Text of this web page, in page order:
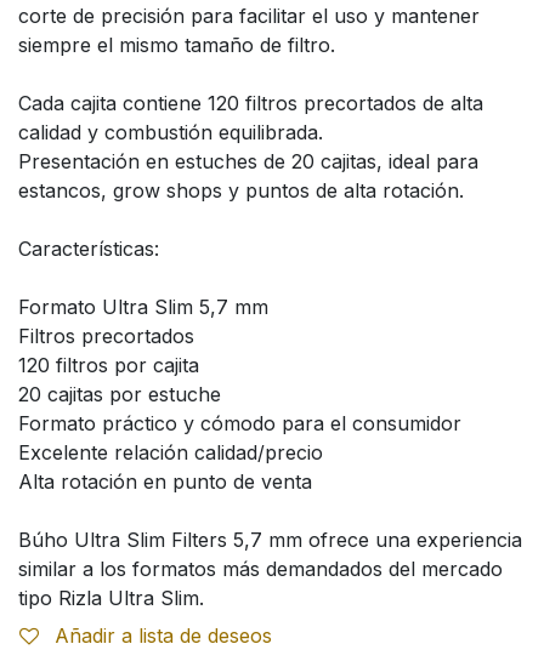
corte de precisión para facilitar el uso y mantener
siempre el mismo tamaño de filtro.
Cada cajita contiene 120 filtros precortados de alta
calidad y combustión equilibrada.
Presentación en estuches de 20 cajitas, ideal para
estancos, grow shops y puntos de alta rotación.
Características:
Formato Ultra Slim 5,7 mm
Filtros precortados
120 filtros por cajita
20 cajitas por estuche
Formato práctico y cómodo para el consumidor
Excelente relación calidad/precio
Alta rotación en punto de venta
Búho Ultra Slim Filters 5,7 mm ofrece una experiencia
similar a los formatos más demandados del mercado
tipo Rizla Ultra Slim.
Añadir a lista de deseos